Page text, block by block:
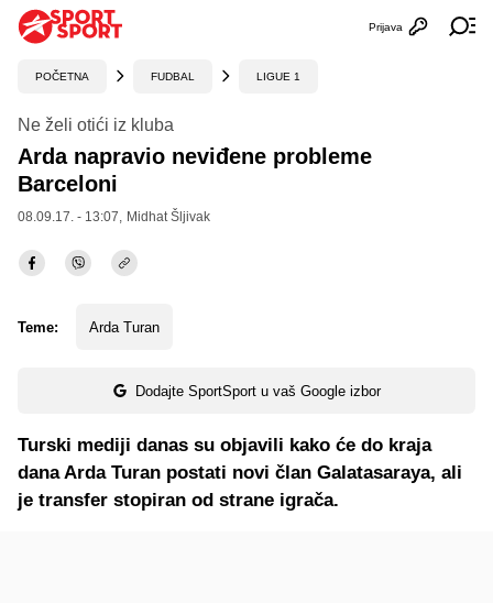
Otvori
Prijava
POČETNA FUDBAL LIGUE 1
Ne želi otići iz kluba
Arda napravio neviđene probleme
Barceloni
08.09.17. - 13:07, Midhat Šljivak
Teme: Arda Turan
Dodajte SportSport u vaš Google izbor
Turski mediji danas su objavili kako će do kraja
dana Arda Turan postati novi član Galatasaraya, ali
je transfer stopiran od strane igrača.